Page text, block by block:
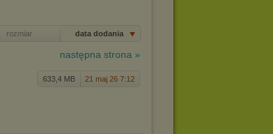
rozmiar data dodania
następna strona »
633,4 MB 21 maj 26 7:12